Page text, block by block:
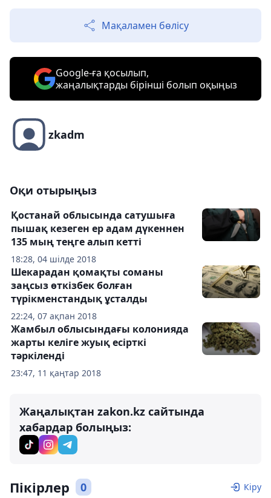
Мақаламен бөлісу
Google-ға қосылып,
жаңалықтарды бірінші болып оқыңыз
zkadm
Оқи отырыңыз
18:28, 04 шілде 2018
Қостанай облысында сатушыға
пышақ кезеген ер адам дүкеннен
135 мың теңге алып кетті
22:24, 07 ақпан 2018
Шекарадан қомақты соманы
заңсыз өткізбек болған
түрікменстандық ұсталды
23:47, 11 қаңтар 2018
Жамбыл облысындағы колонияда
жарты келіге жуық есірткі
тәркіленді
Жаңалықтан zakon.kz сайтында
хабардар болыңыз:
Пікірлер 0 Кіру